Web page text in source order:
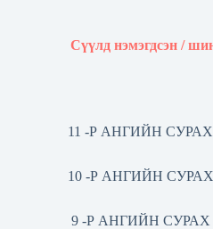
Сүүлд нэмэгдсэн /
11 -Р АНГИЙН
10 -Р АНГИЙН
9 -Р АНГИЙН